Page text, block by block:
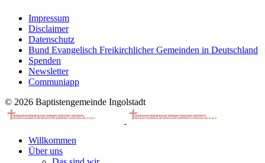
Impressum
Disclaimer
Datenschutz
Bund Evangelisch Freikirchlicher Gemeinden in Deutschland
Spenden
Newsletter
Communiapp
© 2026 Baptistengemeinde Ingolstadt
Willkommen
Über uns